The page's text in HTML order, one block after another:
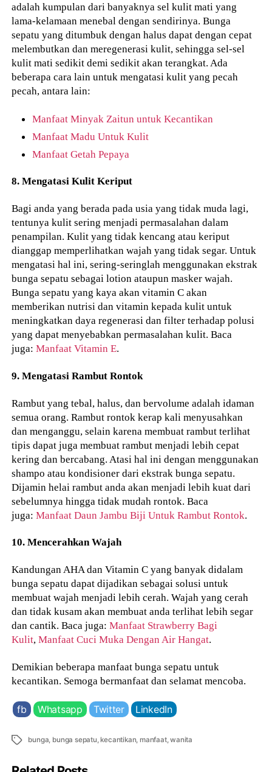
adalah kumpulan dari banyaknya sel kulit mati yang
lama-kelamaan menebal dengan sendirinya. Bunga
sepatu yang ditumbuk dengan halus dapat dengan cepat
melembutkan dan meregenerasi kulit, sehingga sel-sel
kulit mati sedikit demi sedikit akan terangkat. Ada
beberapa cara lain untuk mengatasi kulit yang pecah
pecah, antara lain:
Manfaat Minyak Zaitun untuk Kecantikan
Manfaat Madu Untuk Kulit
Manfaat Getah Pepaya
8. Mengatasi Kulit Keriput
Bagi anda yang berada pada usia yang tidak muda lagi,
tentunya kulit sering menjadi permasalahan dalam
penampilan. Kulit yang tidak kencang atau keriput
dianggap memperlihatkan wajah yang tidak segar. Untuk
mengatasi hal ini, sering-seringlah menggunakan ekstrak
bunga sepatu sebagai lotion ataupun masker wajah.
Bunga sepatu yang kaya akan vitamin C akan
memberikan nutrisi dan vitamin kepada kulit untuk
meningkatkan daya regenerasi dan filter terhadap polusi
yang dapat menyebabkan permasalahan kulit. Baca
juga:Manfaat Vitamin E.
9. Mengatasi Rambut Rontok
Rambut yang tebal, halus, dan bervolume adalah idaman
semua orang. Rambut rontok kerap kali menyusahkan
dan menganggu, selain karena membuat rambut terlihat
tipis dapat juga membuat rambut menjadi lebih cepat
kering dan bercabang. Atasi hal ini dengan menggunakan
shampo atau kondisioner dari ekstrak bunga sepatu.
Dijamin helai rambut anda akan menjadi lebih kuat dari
sebelumnya hingga tidak mudah rontok. Baca
juga:Manfaat Daun Jambu Biji Untuk Rambut Rontok.
10. Mencerahkan Wajah
Kandungan AHA dan Vitamin C yang banyak didalam
bunga sepatu dapat dijadikan sebagai solusi untuk
membuat wajah menjadi lebih cerah. Wajah yang cerah
dan tidak kusam akan membuat anda terlihat lebih segar
dan cantik. Baca juga:Manfaat Strawberry Bagi
Kulit,Manfaat Cuci Muka Dengan Air Hangat.
Demikian beberapa manfaat bunga sepatu untuk
kecantikan. Semoga bermanfaat dan selamat mencoba.
fb Whatsapp Twitter LinkedIn
Tags bunga, bunga sepatu, kecantikan,manfaat,wanita